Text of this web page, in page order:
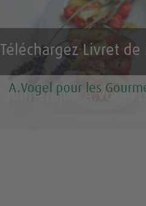
Téléchargez Livret de
numérique A.Vogel
A.Vogel pour les